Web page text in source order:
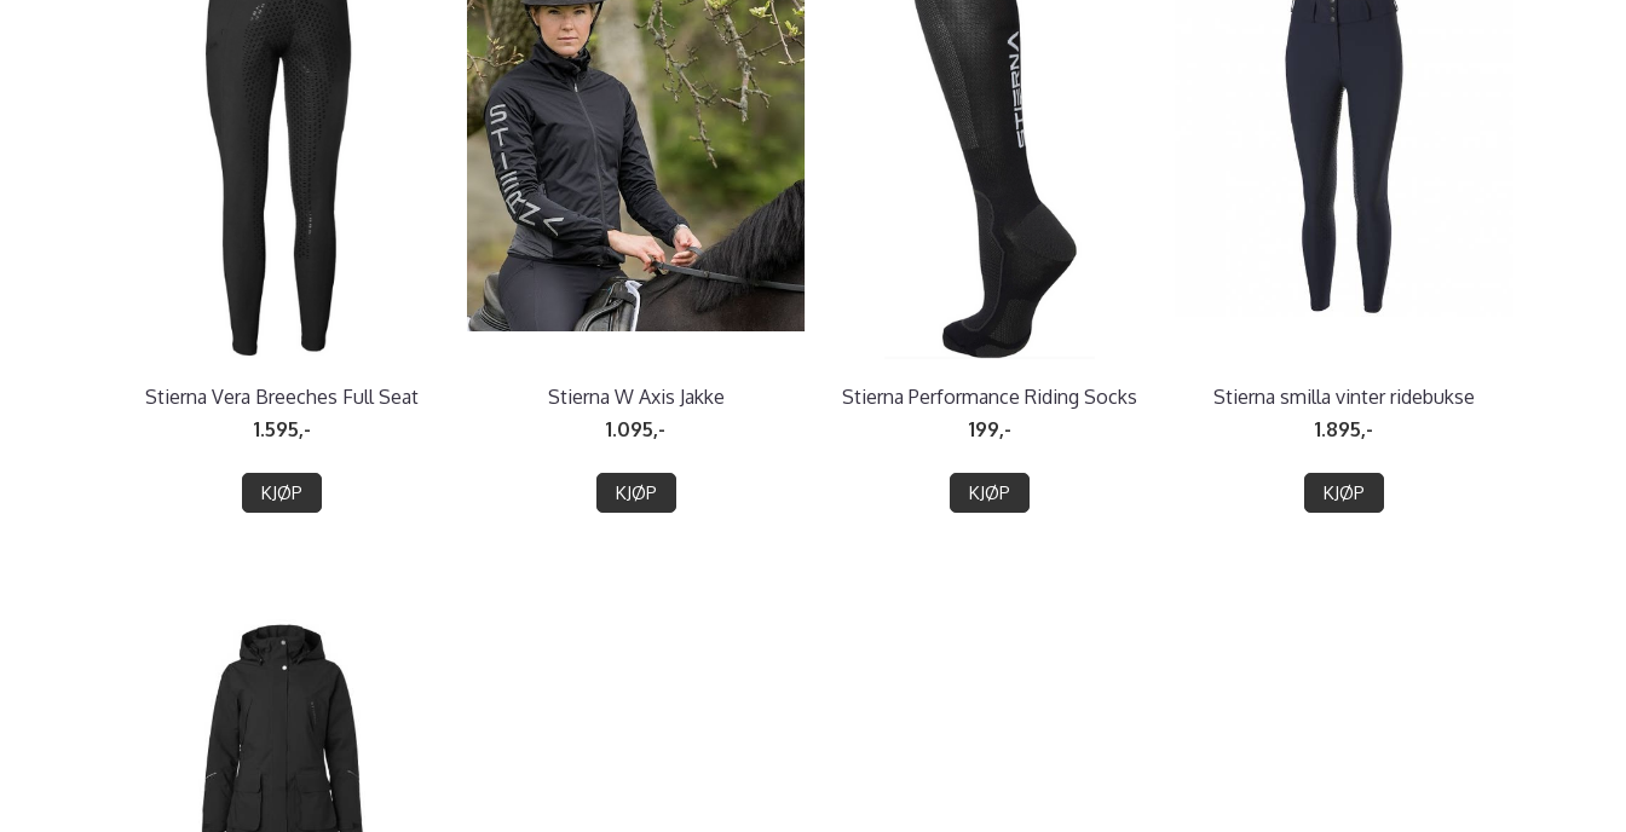
Stierna Vera Breeches Full Seat
1.595,-
KJØP
Stierna W Axis Jakke
1.095,-
KJØP
Stierna Performance Riding Socks
199,-
KJØP
Stierna smilla vinter ridebukse
1.895,-
KJØP